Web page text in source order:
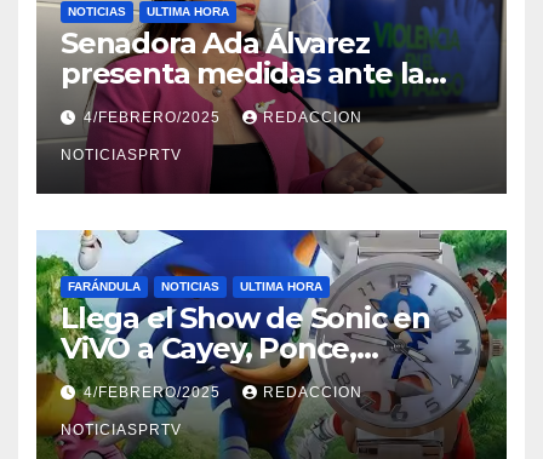
NOTICIAS ULTIMA HORA
Senadora Ada Álvarez
presenta medidas ante la
violencia en el noviazgo
4/FEBRERO/2025 REDACCION
NOTICIASPRTV
FARÁNDULA NOTICIAS ULTIMA HORA
Llega el Show de Sonic en
ViVO a Cayey, Ponce,
Barceloneta y Humacao,
Relojes gratis para el que
compre ahora….
4/FEBRERO/2025 REDACCION
NOTICIASPRTV